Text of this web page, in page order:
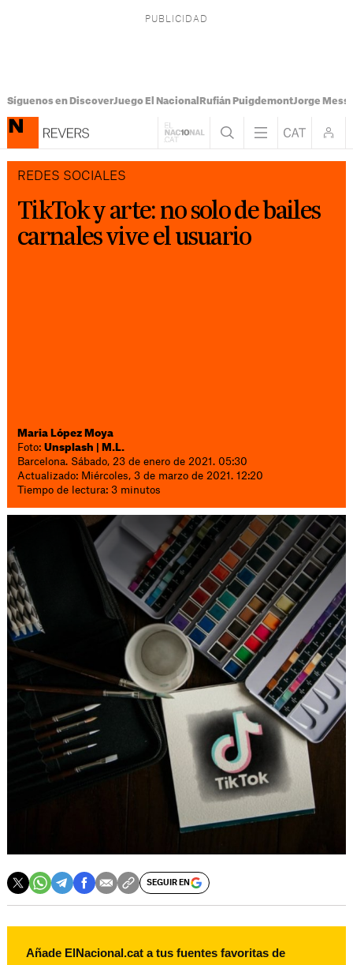
Síguenos en DiscoverJuego El Nacional Rufián PuigdemontJorge Messi
REDES SOCIALES
TikTok y arte: no solo de bailes
carnales vive el usuario
Maria López Moya
Foto:Unsplash | M.L.
Barcelona. Sábado, 23 de enero de 2021. 05:30
Actualizado: Miércoles, 3 de marzo de 2021. 12:20
Tiempo de lectura: 3 minutos
SEGUIR EN
Añade ElNacional.cat a tus fuentes favoritas de